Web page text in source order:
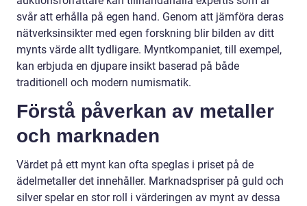
svår att erhålla på egen hand. Genom att jämföra deras
nätverksinsikter med egen forskning blir bilden av ditt
mynts värde allt tydligare. Myntkompaniet, till exempel,
kan erbjuda en djupare insikt baserad på både
traditionell och modern numismatik.
Förstå påverkan av metaller
och marknaden
Värdet på ett mynt kan ofta speglas i priset på de
ädelmetaller det innehåller. Marknadspriser på guld och
silver spelar en stor roll i värderingen av mynt av dessa